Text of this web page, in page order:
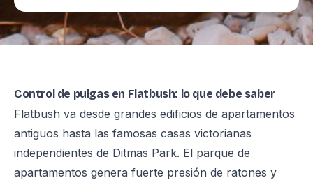
Control de pulgas en Flatbush: lo que debe saber
Flatbush va desde grandes edificios de apartamentos
antiguos hasta las famosas casas victorianas
independientes de Ditmas Park. El parque de
apartamentos genera fuerte presión de ratones y